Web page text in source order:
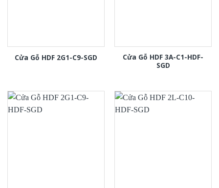
Cửa Gỗ HDF 2G1-C9-SGD
Cửa Gỗ HDF 3A-C1-HDF-
SGD